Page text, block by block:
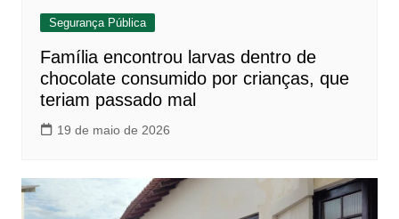
Segurança Pública
Família encontrou larvas dentro de
chocolate consumido por crianças, que
teriam passado mal
19 de maio de 2026